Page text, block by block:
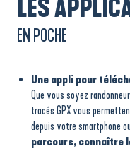
LES
EN POCHE
Une appli pour
Que vous soyez
tracés GPX vous
depuis votre smartphone
parcours, connaître